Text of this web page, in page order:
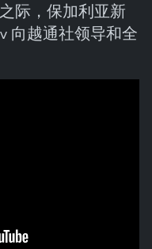
际，保加利亚新
向越通社领导和全